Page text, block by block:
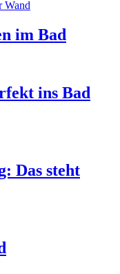
im Bad
ins Bad
Das steht